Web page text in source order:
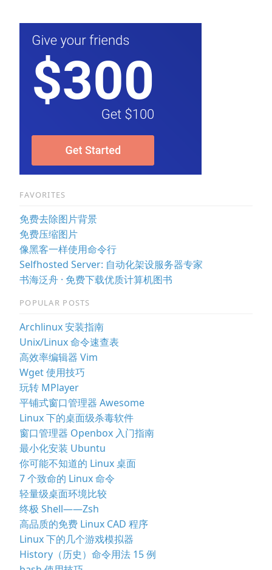
FAVORITES
免费去除图片背景
免费压缩图片
像黑客一样使用命令行
Selfhosted Server: 自动化架设服务器专家
书海泛舟 · 免费下载优质计算机图书
POPULAR POSTS
Archlinux 安装指南
Unix/Linux 命令速查表
高效率编辑器 Vim
Wget 使用技巧
玩转 MPlayer
平铺式窗口管理器 Awesome
Linux 下的桌面级杀毒软件
窗口管理器 Openbox 入门指南
最小化安装 Ubuntu
你可能不知道的 Linux 桌面
7 个致命的 Linux 命令
轻量级桌面环境比较
终极 Shell——Zsh
高品质的免费 Linux CAD 程序
Linux 下的几个游戏模拟器
History（历史）命令用法 15 例